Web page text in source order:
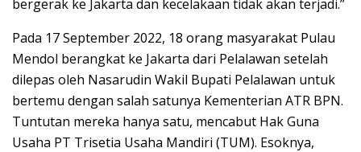
bergerak ke Jakarta dan kecelakaan tidak akan terjadi.”
Pada 17 September 2022, 18 orang masyarakat Pulau
Mendol berangkat ke Jakarta dari Pelalawan setelah
dilepas oleh Nasarudin Wakil Bupati Pelalawan untuk
bertemu dengan salah satunya Kementerian ATR BPN.
Tuntutan mereka hanya satu, mencabut Hak Guna
Usaha PT Trisetia Usaha Mandiri (TUM). Esoknya,